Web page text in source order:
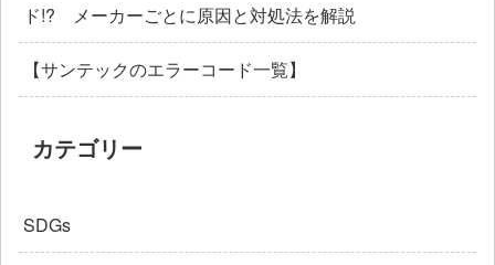
ド!? メーカーごとに原因と対処法を解説
【サンテックのエラーコード一覧】
カテゴリー
SDGs